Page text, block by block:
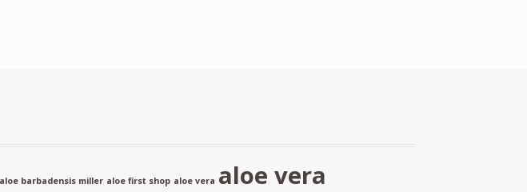
aloe barbadensis miller aloe first shop aloe vera aloe vera